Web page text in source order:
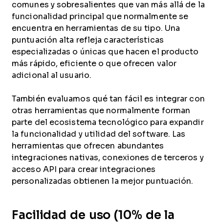
comunes y sobresalientes que van más allá de la
funcionalidad principal que normalmente se
encuentra en herramientas de su tipo. Una
puntuación alta refleja características
especializadas o únicas que hacen el producto
más rápido, eficiente o que ofrecen valor
adicional al usuario.
También evaluamos qué tan fácil es integrar con
otras herramientas que normalmente forman
parte del ecosistema tecnológico para expandir
la funcionalidad y utilidad del software. Las
herramientas que ofrecen abundantes
integraciones nativas, conexiones de terceros y
acceso API para crear integraciones
personalizadas obtienen la mejor puntuación.
Facilidad de uso (10% de la